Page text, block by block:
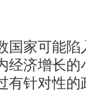
家可能陷
经济增长的
有针对性的